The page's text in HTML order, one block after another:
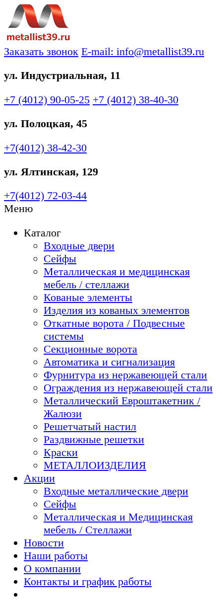
Заказать звонок E-mail: info@metallist39.ru
ул. Индустриальная, 11
+7 (4012) 90-05-25 +7 (4012) 38-40-30
ул. Полоцкая, 45
+7(4012) 38-42-30
ул. Ялтинская, 129
+7(4012) 72-03-44
Меню
Каталог
Входные двери
Сейфы
Металлическая и медицинская
мебель / стеллажи
Кованые элементы
Изделия из кованых элементов
Откатные ворота / Подвесные
системы
Секционные ворота
Автоматика и сигнализация
Фурнитура из нержавеющей стали
Ограждения из нержавеющей стали
Металлический Евроштакетник /
Жалюзи
Решетчатый настил
Раздвижные решетки
Краски
МЕТАЛЛОИЗДЕЛИЯ
Акции
Входные металлические двери
Сейфы
Металлическая и Медицинская
мебель / Стеллажи
Новости
Наши работы
О компании
Контакты и график работы